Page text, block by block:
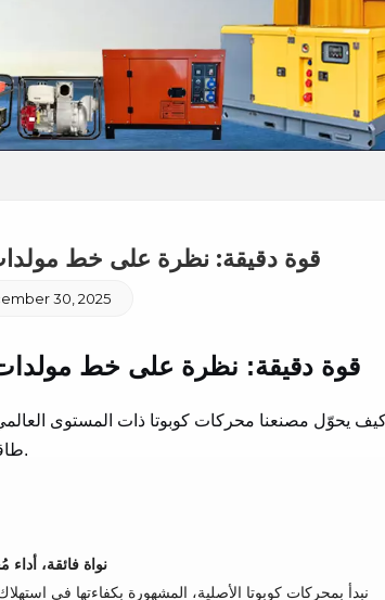
قوة دقيقة: نظرة على خط
30, 2025
قوة دقيقة: نظرة على خط مولدات
يحوّل مصنعنا محركات كوبوتا ذات المستوى
طاقة استثنائية.
1. نواة فائقة،
نبدأ بمحركات كوبوتا الأصلية، المشهورة بكفاءتها في